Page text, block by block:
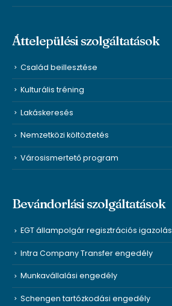
Áttelepülési szolgáltatások
Család beillesztése
Kulturális tréning
Lakáskeresés
Nemzetközi költöztetés
Városismertető program
Bevándorlási szolgáltatások
EGT állampolgár regisztrációs igazolás
Intra Company Transfer engedély
Munkavállalási engedély
Schengen tartózkodási engedély